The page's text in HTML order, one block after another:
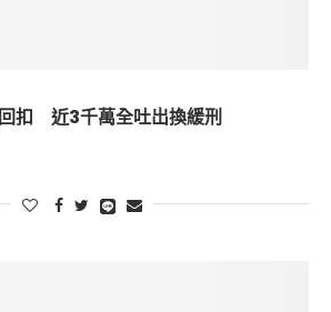
扣 近3千萬全吐出換緩刑